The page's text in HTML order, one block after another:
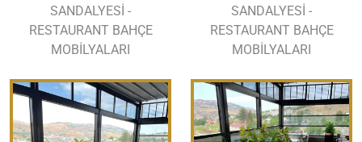
SANDALYESİ -
RESTAURANT BAHÇE
MOBİLYALARI
SANDALYESİ -
RESTAURANT BAHÇE
MOBİLYALARI